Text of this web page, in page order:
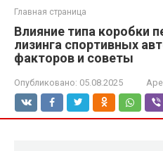
Главная страница
Влияние типа коробки
лизинга спортивных
факторов и советы
Опубликовано: 05.08.2025